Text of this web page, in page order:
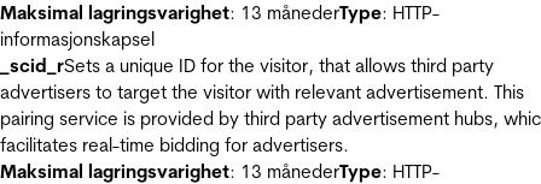
Maksimal lagringsvarighet: 13 månederType: HTTP-
informasjonskapsel
_scid_rSets a unique ID for the visitor, that allows third party
advertisers to target the visitor with relevant advertisement. This
pairing service is provided by third party advertisement hubs,
facilitates real-time bidding for advertisers.
Maksimal lagringsvarighet: 13 månederType: HTTP-